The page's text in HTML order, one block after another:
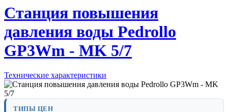
Станция повышения
давления воды Pedrollo
GP3Wm - MK 5/7
Технические характеристики
ТИПЫ ЦЕН